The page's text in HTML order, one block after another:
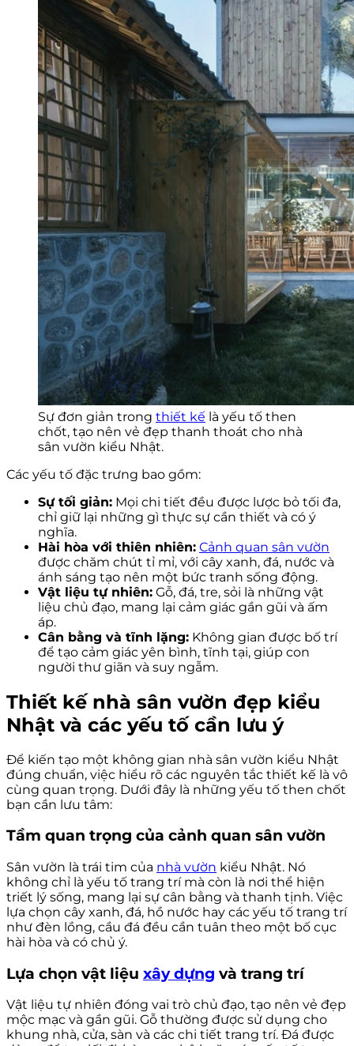
Sự đơn giản trong thiết kế là yếu tố then
chốt, tạo nên vẻ đẹp thanh thoát cho nhà
sân vườn kiểu Nhật.
Các yếu tố đặc trưng bao gồm:
Sự tối giản: Mọi chi tiết đều được lược bỏ tối đa,
chỉ giữ lại những gì thực sự cần thiết và có ý
nghĩa.
Hài hòa với thiên nhiên: Cảnh quan sân vườn
được chăm chút tỉ mỉ, với cây xanh, đá, nước và
ánh sáng tạo nên một bức tranh sống động.
Vật liệu tự nhiên: Gỗ, đá, tre, sỏi là những vật
liệu chủ đạo, mang lại cảm giác gần gũi và ấm
áp.
Cân bằng và tĩnh lặng: Không gian được bố trí
để tạo cảm giác yên bình, tĩnh tại, giúp con
người thư giãn và suy ngẫm.
Thiết kế nhà sân vườn đẹp kiểu
Nhật và các yếu tố cần lưu ý
Để kiến tạo một không gian nhà sân vườn kiểu Nhật
đúng chuẩn, việc hiểu rõ các nguyên tắc thiết kế là vô
cùng quan trọng. Dưới đây là những yếu tố then chốt
bạn cần lưu tâm:
Tầm quan trọng của cảnh quan sân vườn
Sân vườn là trái tim của nhà vườn kiểu Nhật. Nó
không chỉ là yếu tố trang trí mà còn là nơi thể hiện
triết lý sống, mang lại sự cân bằng và thanh tịnh. Việc
lựa chọn cây xanh, đá, hồ nước hay các yếu tố trang trí
như đèn lồng, cầu đá đều cần tuân theo một bố cục
hài hòa và có chủ ý.
Lựa chọn vật liệu xây dựng và trang trí
Vật liệu tự nhiên đóng vai trò chủ đạo, tạo nên vẻ đẹp
mộc mạc và gần gũi. Gỗ thường được sử dụng cho
khung nhà, cửa, sàn và các chi tiết trang trí. Đá được